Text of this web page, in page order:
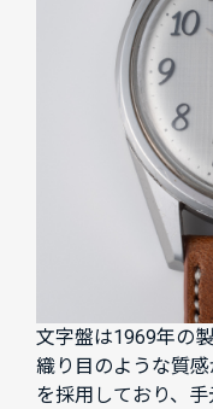
文字盤は1969年の
織り目のような質
を採用しており、